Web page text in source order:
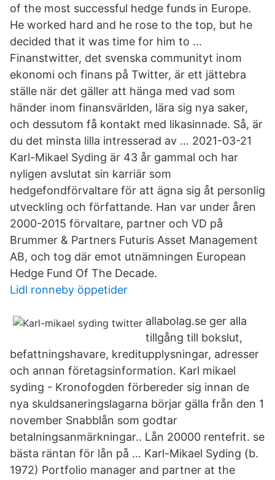
of the most successful hedge funds in Europe.
He worked hard and he rose to the top, but he
decided that it was time for him to …
Finanstwitter, det svenska communityt inom
ekonomi och finans på Twitter, är ett jättebra
ställe när det gäller att hänga med vad som
händer inom finansvärlden, lära sig nya saker,
och dessutom få kontakt med likasinnade. Så, är
du det minsta lilla intresserad av … 2021-03-21
Karl-Mikael Syding är 43 år gammal och har
nyligen avslutat sin karriär som
hedgefondförvaltare för att ägna sig åt personlig
utveckling och författande. Han var under åren
2000-2015 förvaltare, partner och VD på
Brummer & Partners Futuris Asset Management
AB, och tog där emot utnämningen European
Hedge Fund Of The Decade.
Lidl ronneby öppetider
allabolag.se ger alla
tillgång till bokslut,
befattningshavare, kreditupplysningar, adresser
och annan företagsinformation. Karl mikael
syding - Kronofogden förbereder sig innan de
nya skuldsaneringslagarna börjar gälla från den 1
november Snabblån som godtar
betalningsanmärkningar.. Lån 20000 rentefrit. se
bästa räntan för lån på … Karl-Mikael Syding (b.
1972) Portfolio manager and partner at the